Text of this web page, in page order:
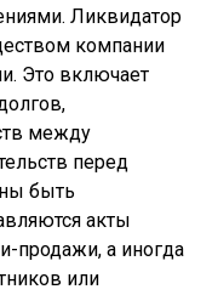
Ликвидатор
компании
Это включает
между
перед
быть
акты
продажи, а иногда
или